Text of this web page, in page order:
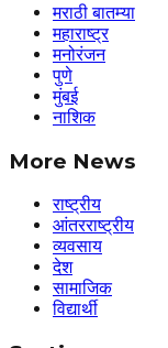
मराठी बातम्या
महाराष्ट्र
मनोरंजन
पुणे
मुंबई
नाशिक
More News
राष्ट्रीय
आंतरराष्ट्रीय
व्यवसाय
देश
सामाजिक
विद्यार्थी